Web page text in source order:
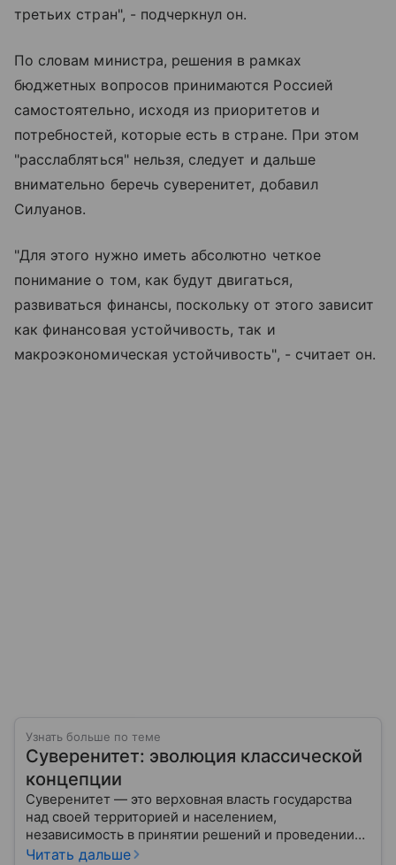
третьих стран", - подчеркнул он.
По словам министра, решения в рамках
бюджетных вопросов принимаются Россией
самостоятельно, исходя из приоритетов и
потребностей, которые есть в стране. При этом
"расслабляться" нельзя, следует и дальше
внимательно беречь суверенитет, добавил
Силуанов.
"Для этого нужно иметь абсолютно четкое
понимание о том, как будут двигаться,
развиваться финансы, поскольку от этого зависит
как финансовая устойчивость, так и
макроэкономическая устойчивость", - считает он.
Узнать больше по теме
Суверенитет: эволюция классической
концепции
Суверенитет — это верховная власть государства
над своей территорией и населением,
независимость в принятии решений и проведении
внешней политики.
Читать дальше